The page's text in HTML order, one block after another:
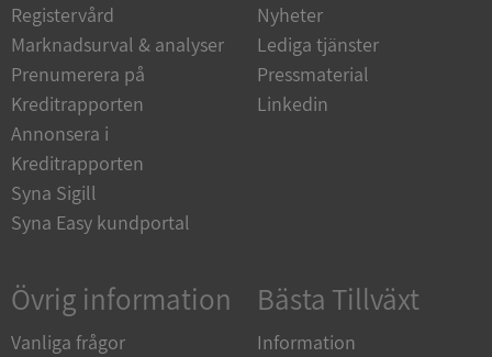
Registervård
Marknadsurval & analyser
Prenumerera på
Kreditrapporten
Annonsera i
Kreditrapporten
Syna Sigill
Syna Easy kundportal
Nyheter
Lediga tjänster
Pressmaterial
Linkedin
Övrig information
Vanliga frågor
Bästa Tillväxt
Information
__RequestVerificationToken
Microsoft